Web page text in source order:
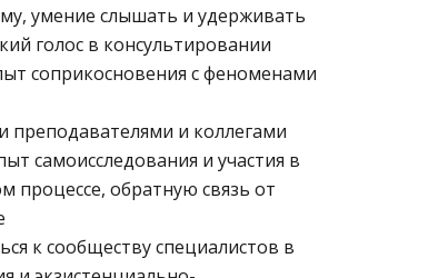
умение слышать и удерживать
голос в консультировании
соприкосновения с феноменами
и коллегами
самоисследования и участия в
процессе, обратную связь от
к сообществу специалистов в